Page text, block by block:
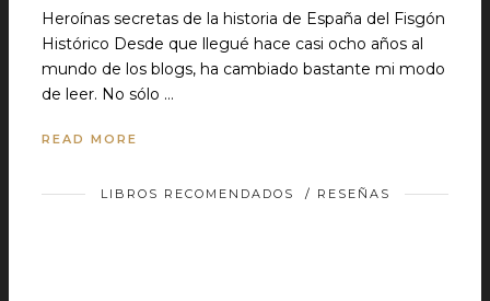
Heroínas secretas de la historia de España del Fisgón
Histórico Desde que llegué hace casi ocho años al
mundo de los blogs, ha cambiado bastante mi modo
de leer. No sólo …
READ MORE
LIBROS RECOMENDADOS / RESEÑAS